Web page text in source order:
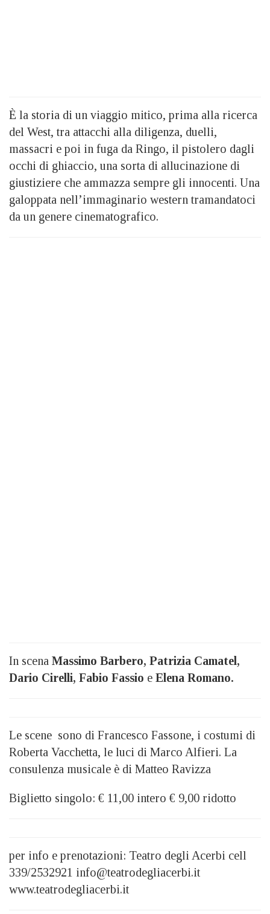
È la storia di un viaggio mitico, prima alla ricerca
del West, tra attacchi alla diligenza, duelli,
massacri e poi in fuga da Ringo, il pistolero dagli
occhi di ghiaccio, una sorta di allucinazione di
giustiziere che ammazza sempre gli innocenti. Una
galoppata nell’immaginario western tramandatoci
da un genere cinematografico.
In scena Massimo Barbero, Patrizia Camatel,
Dario Cirelli, Fabio Fassio e Elena Romano.
Le scene sono di Francesco Fassone, i costumi di
Roberta Vacchetta, le luci di Marco Alfieri. La
consulenza musicale è di Matteo Ravizza
Biglietto singolo: € 11,00 intero € 9,00 ridotto
per info e prenotazioni: Teatro degli Acerbi cell
339/2532921 info@teatrodegliacerbi.it
www.teatrodegliacerbi.it